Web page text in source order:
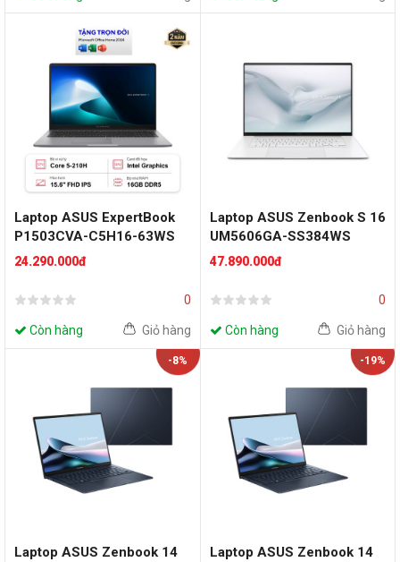
Laptop ASUS ExpertBook
P1503CVA-C5H16-63WS
(Intel Core 5 Processor
inch FHD | 16GB | 512GB |
24.290.000đ
0
Còn hàng Giỏ hàng
Laptop ASUS Zenbook S 16
UM5606GA-SS384WS
(AMD Ryzen AI 9 465 |
16 inch 3K OLED 120Hz |
47.890.000đ
0
Còn hàng Giỏ hàng
-8%
Laptop ASUS Zenbook 14
-19%
Laptop ASUS Zenbook 14